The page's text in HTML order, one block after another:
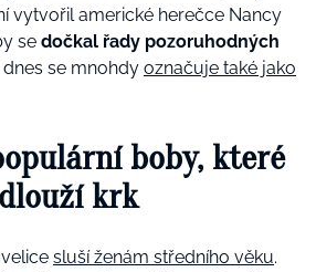
vytvořilamerické herečce Nancy
se dočkal řady pozoruhodných
dnes se mnohdy označuje také jako
boby, které
krk
sluší ženám středního věku.